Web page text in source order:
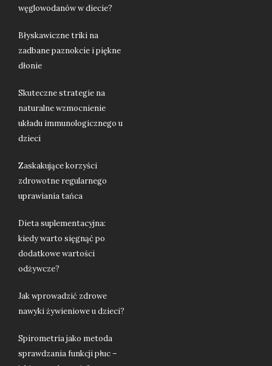
węglowodanów w diecie?
Błyskawiczne triki na
zadbane paznokcie i piękne
dłonie
Skuteczne strategie na
naturalne wzmocnienie
układu immunologicznego u
dzieci
Zaskakujące korzyści
zdrowotne regularnego
uprawiania tańca
Dieta suplementacyjna:
kiedy warto sięgnąć po
dodatkowe wartości
odżywcze?
Jak wprowadzić zdrowe
nawyki żywieniowe u dzieci?
Spirometria jako metoda
sprawdzania funkcji płuc –